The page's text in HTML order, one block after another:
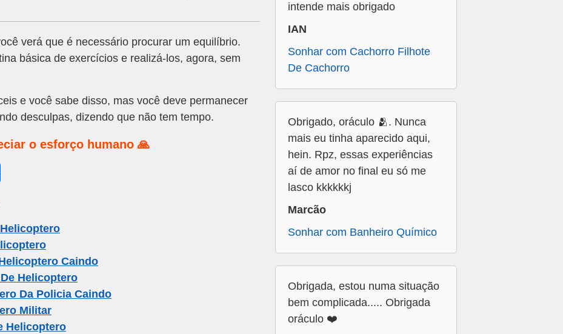
verá que é necessário procurar um equilíbrio.
básica de exercícios e realizá-los, agora, sem
e você sabe disso, mas você deve permanecer
desculpas, dizendo que não tem tempo.
o esforço humano 🙏
e
Caindo
Helicoptero
Da Policia Caindo
Militar
Helicoptero
intende mais obrigado
IAN
Sonhar com Cachorro Filhote
De Cachorro
Obrigado, oráculo 🫂. Nunca
mais eu tinha aparecido aqui,
hein. Rpz, essas experiências
aí de amor no final eu só me
lasco kkkkkkj
Marcão
Sonhar com Banheiro Químico
Obrigada, estou numa situação
bem complicada..... Obrigada
oráculo ❤️